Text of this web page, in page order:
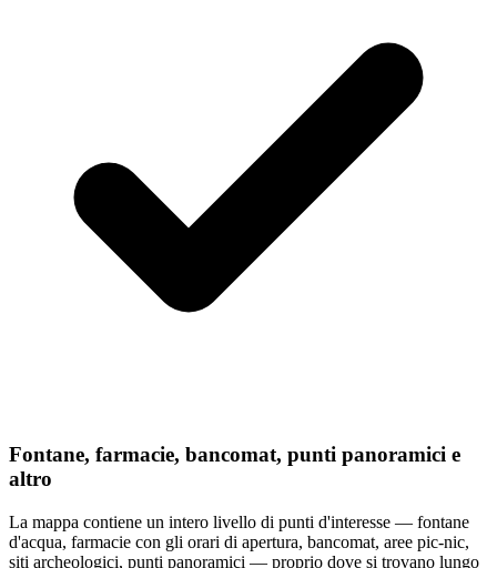
Fontane, farmacie, bancomat, punti panoramici e
altro
La mappa contiene un intero livello di punti d'interesse — fontane
d'acqua, farmacie con gli orari di apertura, bancomat, aree pic-nic,
siti archeologici, punti panoramici — proprio dove si trovano lungo